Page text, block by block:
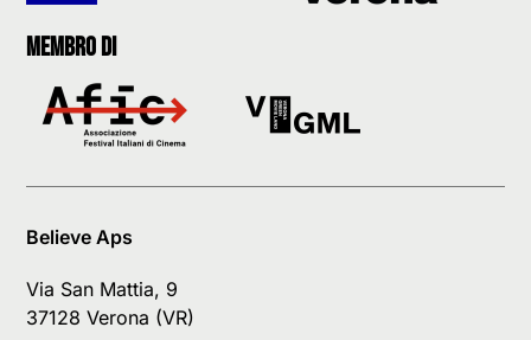
Membro di
Believe Aps
Via San Mattia, 9
37128 Verona (VR)